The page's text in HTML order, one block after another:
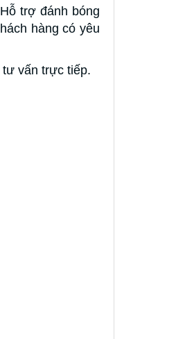
Hỗ trợ đánh bóng
hàng có yêu
vấn trực tiếp.